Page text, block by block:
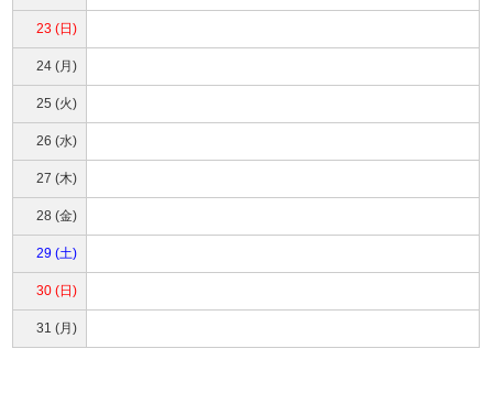
23 (日)
24 (月)
25 (火)
26 (水)
27 (木)
28 (金)
29 (土)
30 (日)
31 (月)